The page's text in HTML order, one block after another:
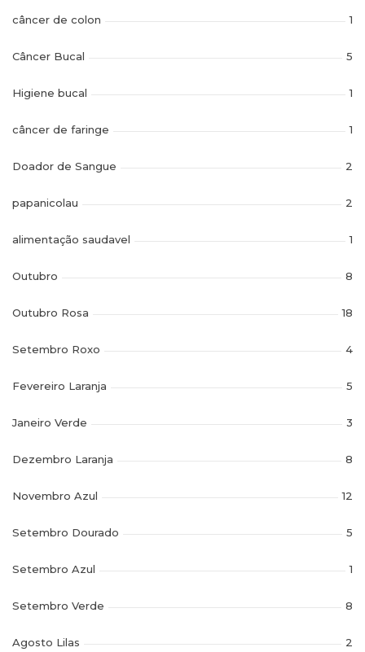
câncer de colon 1
Câncer Bucal 5
Higiene bucal 1
câncer de faringe 1
Doador de Sangue 2
papanicolau 2
alimentação saudavel 1
Outubro 8
Outubro Rosa 18
Setembro Roxo 4
Fevereiro Laranja 5
Janeiro Verde 3
Dezembro Laranja 8
Novembro Azul 12
Setembro Dourado 5
Setembro Azul 1
Setembro Verde 8
Agosto Lilas 2